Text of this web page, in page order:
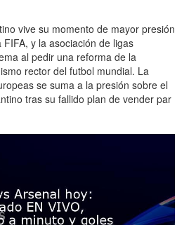
vive su momento de mayor presión
y la asociación de ligas
al pedir una reforma de la
rector del futbol mundial. La
se suma a la presión sobre el
tras su fallido plan de vender par